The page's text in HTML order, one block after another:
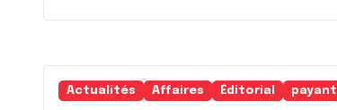
Actualités Affaires Éditorial payant